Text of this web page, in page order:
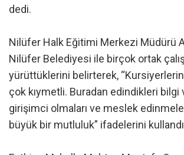
dedi.
Nilüfer Halk Eğitimi Merkezi Müdürü
Nilüfer Belediyesi ile birçok ortak
yürüttüklerini belirterek, “Kursiyerlerin
çok kıymetli. Buradan edindikleri bilgi
girişimci olmaları ve meslek
büyük bir mutluluk” ifadelerini